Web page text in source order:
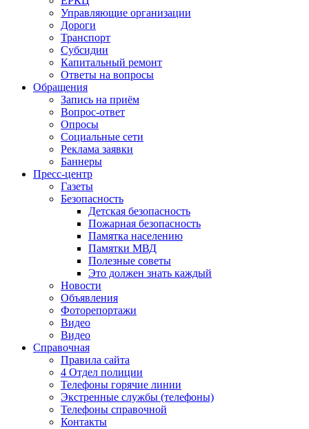
Управляющие организации
Дороги
Транспорт
Субсидии
Капитальный ремонт
Ответы на вопросы
Обращения
Запись на приём
Вопрос-ответ
Опросы
Социальные сети
Реклама заявки
Баннеры
Пресс-центр
Газеты
Безопасность
Детская безопасность
Пожарная безопасность
Памятка населению
Памятки МВД
Полезные советы
Это должен знать каждый
Новости
Объявления
Фоторепортажи
Видео
Видео
Справочная
Правила сайта
4 Отдел полиции
Телефоны горячие линии
Экстренные службы (телефоны)
Телефоны справочной
Контакты